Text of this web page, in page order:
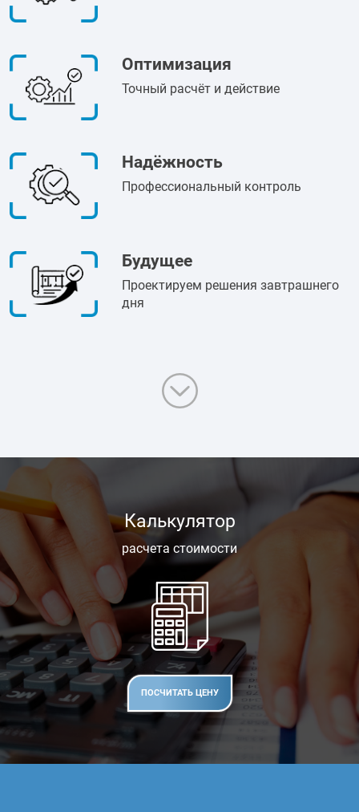
Оптимизация
Точный расчёт и действие
Надёжность
Профессиональный контроль
Будущее
Проектируем решения завтрашнего
дня
Калькулятор
расчета стоимости
ПОСЧИТАТЬ ЦЕНУ